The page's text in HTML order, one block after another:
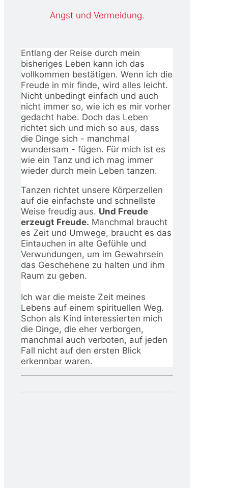
Angst und Vermeidung.
Entlang der Reise durch mein
bisheriges Leben kann ich das
vollkommen bestätigen. Wenn ich die
Freude in mir finde, wird alles leicht.
Nicht unbedingt einfach und auch
nicht immer so, wie ich es mir vorher
gedacht habe. Doch das Leben
richtet sich und mich so aus, dass
die Dinge sich - manchmal
wundersam - fügen. Für mich ist es
wie ein Tanz und ich mag immer
wieder durch mein Leben tanzen.
Tanzen richtet unsere Körperzellen
auf die einfachste und schnellste
Weise freudig aus. Und Freude
erzeugt Freude. Manchmal braucht
es Zeit und Umwege, braucht es das
Eintauchen in alte Gefühle und
Verwundungen, um im Gewahrsein
das Geschehene zu halten und ihm
Raum zu geben.
Ich war die meiste Zeit meines
Lebens auf einem spirituellen Weg.
Schon als Kind interessierten mich
die Dinge, die eher verborgen,
manchmal auch verboten, auf jeden
Fall nicht auf den ersten Blick
erkennbar waren.